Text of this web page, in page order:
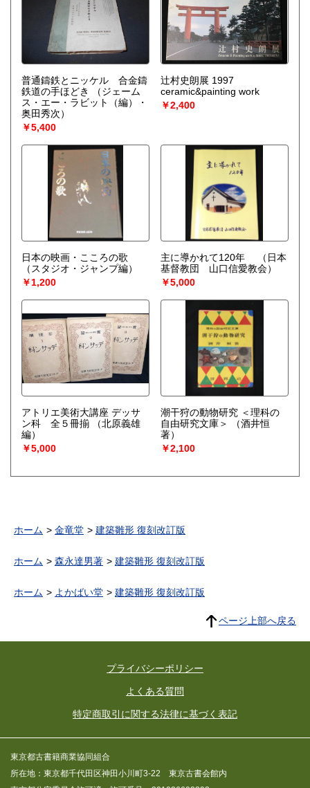
普通鑄鉄とニッケル 合金鑄
鉄道の手ほどき
（ジェーム
ス・エー・ラビット（編）・
奥田秀次）
￥5,400
辻村史朗展 1997
ceramic&painting work
￥2,400
日本の映画・こころの歌
（スタジオ・ジャンプ編）
￥1,200
主に導かれて120年
（日本
基督教団 山口信愛教会）
￥5,000
アトリエ美術大講座 デッサ
ン科 全５冊揃
（北原義雄
編）
￥5,000
潮干狩の動物研究 ＜理科の
自由研究文庫＞
（酒井恒
著）
￥2,100
ホーム 金竜堂 建築雛形 復刻改訂版
ホーム 森永達男著 建築雛形 復刻改訂版
ホーム よかばい堂 建築雛形 復刻改訂版
ページ上部へ戻る
プライバシーポリシー
よくある質問
特定商取引に関する法律に基づく表記
東京都古書籍商業協同組合
所在地：東京都千代田区神田小川町3-22 東京古書会館内